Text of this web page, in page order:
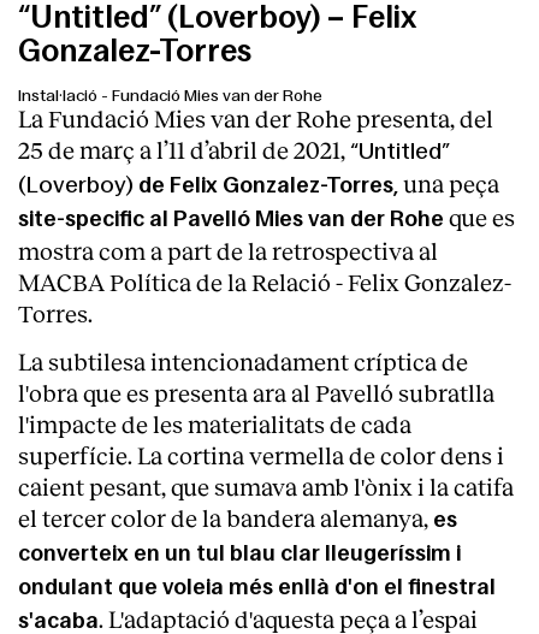
“Untitled” (Loverboy) – Felix
Gonzalez-Torres
Instal·lació - Fundació Mies van der Rohe
La Fundació Mies van der Rohe presenta, del
25 de març a l’11 d’abril de 2021, “Untitled”
(Loverboy) de Felix Gonzalez-Torres, una peça
site-specific al Pavelló Mies van der Rohe que es
mostra com a part de la retrospectiva al
MACBA Política de la Relació - Felix Gonzalez-
Torres.
La subtilesa intencionadament críptica de
l'obra que es presenta ara al Pavelló subratlla
l'impacte de les materialitats de cada
superfície. La cortina vermella de color dens i
caient pesant, que sumava amb l'ònix i la catifa
el tercer color de la bandera alemanya, es
converteix en un tul blau clar lleugeríssim i
ondulant que voleia més enllà d'on el finestral
s'acaba. L'adaptació d'aquesta peça a l’espai